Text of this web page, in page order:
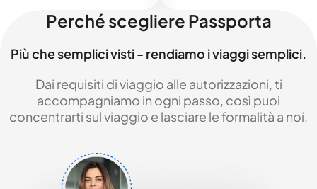
Perché scegliere Passporta
Più che semplici visti - rendiamo i viaggi semplici.
Dai requisiti di viaggio alle autorizzazioni, ti
accompagniamo in ogni passo, così puoi
concentrarti sul viaggio e lasciare le formalità a noi.